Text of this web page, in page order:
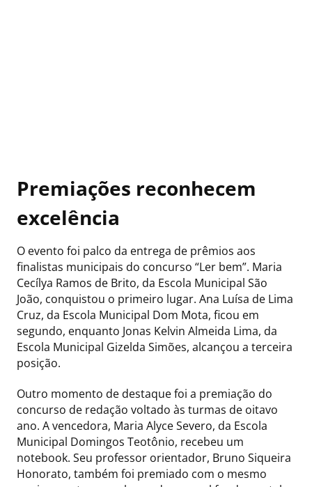
Premiações reconhecem
excelência
O evento foi palco da entrega de prêmios aos
finalistas municipais do concurso “Ler bem”. Maria
Cecílya Ramos de Brito, da Escola Municipal São
João, conquistou o primeiro lugar. Ana Luísa de Lima
Cruz, da Escola Municipal Dom Mota, ficou em
segundo, enquanto Jonas Kelvin Almeida Lima, da
Escola Municipal Gizelda Simões, alcançou a terceira
posição.
Outro momento de destaque foi a premiação do
concurso de redação voltado às turmas de oitavo
ano. A vencedora, Maria Alyce Severo, da Escola
Municipal Domingos Teotônio, recebeu um
notebook. Seu professor orientador, Bruno Siqueira
Honorato, também foi premiado com o mesmo